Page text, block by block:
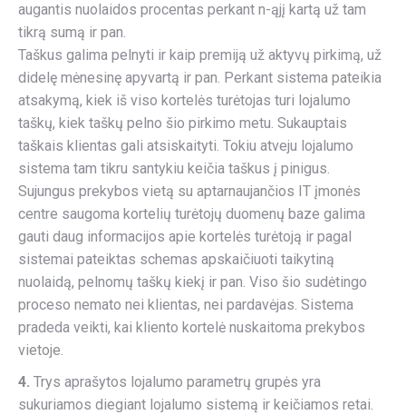
augantis nuolaidos procentas perkant n-ąjį kartą už tam
tikrą sumą ir pan.
Taškus galima pelnyti ir kaip premiją už aktyvų pirkimą, už
didelę mėnesinę apyvartą ir pan. Perkant sistema pateikia
atsakymą, kiek iš viso kortelės turėtojas turi lojalumo
taškų, kiek taškų pelno šio pirkimo metu. Sukauptais
taškais klientas gali atsiskaityti. Tokiu atveju lojalumo
sistema tam tikru santykiu keičia taškus į pinigus.
Sujungus prekybos vietą su aptarnaujančios IT įmonės
centre saugoma kortelių turėtojų duomenų baze galima
gauti daug informacijos apie kortelės turėtoją ir pagal
sistemai pateiktas schemas apskaičiuoti taikytiną
nuolaidą, pelnomų taškų kiekį ir pan. Viso šio sudėtingo
proceso nemato nei klientas, nei pardavėjas. Sistema
pradeda veikti, kai kliento kortelė nuskaitoma prekybos
vietoje.
4. Trys aprašytos lojalumo parametrų grupės yra
sukuriamos diegiant lojalumo sistemą ir keičiamos retai.